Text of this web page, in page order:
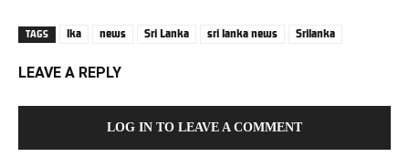
TAGS lka news Sri Lanka sri lanka news Srilanka
LEAVE A REPLY
LOG IN TO LEAVE A COMMENT